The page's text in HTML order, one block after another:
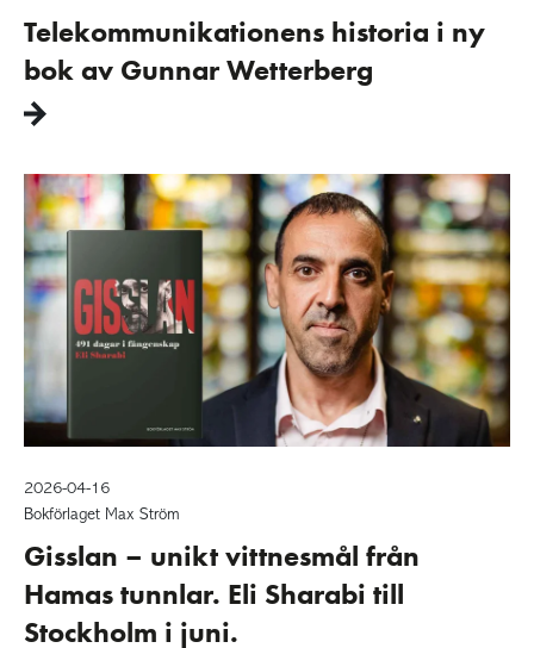
Telekommunikationens historia i ny
bok av Gunnar Wetterberg
2026-04-16
Bokförlaget Max Ström
Gisslan – unikt vittnesmål från
Hamas tunnlar. Eli Sharabi till
Stockholm i juni.